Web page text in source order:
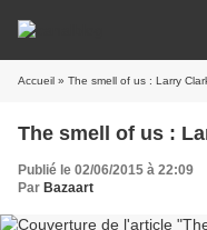
Accueil » The smell of us : Larry
The smell of us :
Publié le 02/06/2015 à 22:09
Par Bazaart